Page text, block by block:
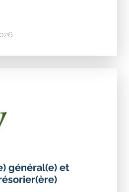
général(e) et